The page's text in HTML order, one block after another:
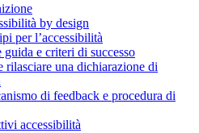
by design
per l’accessibilità
guida e criteri di successo
rilasciare una dichiarazione di
di feedback e procedura di
accessibilità